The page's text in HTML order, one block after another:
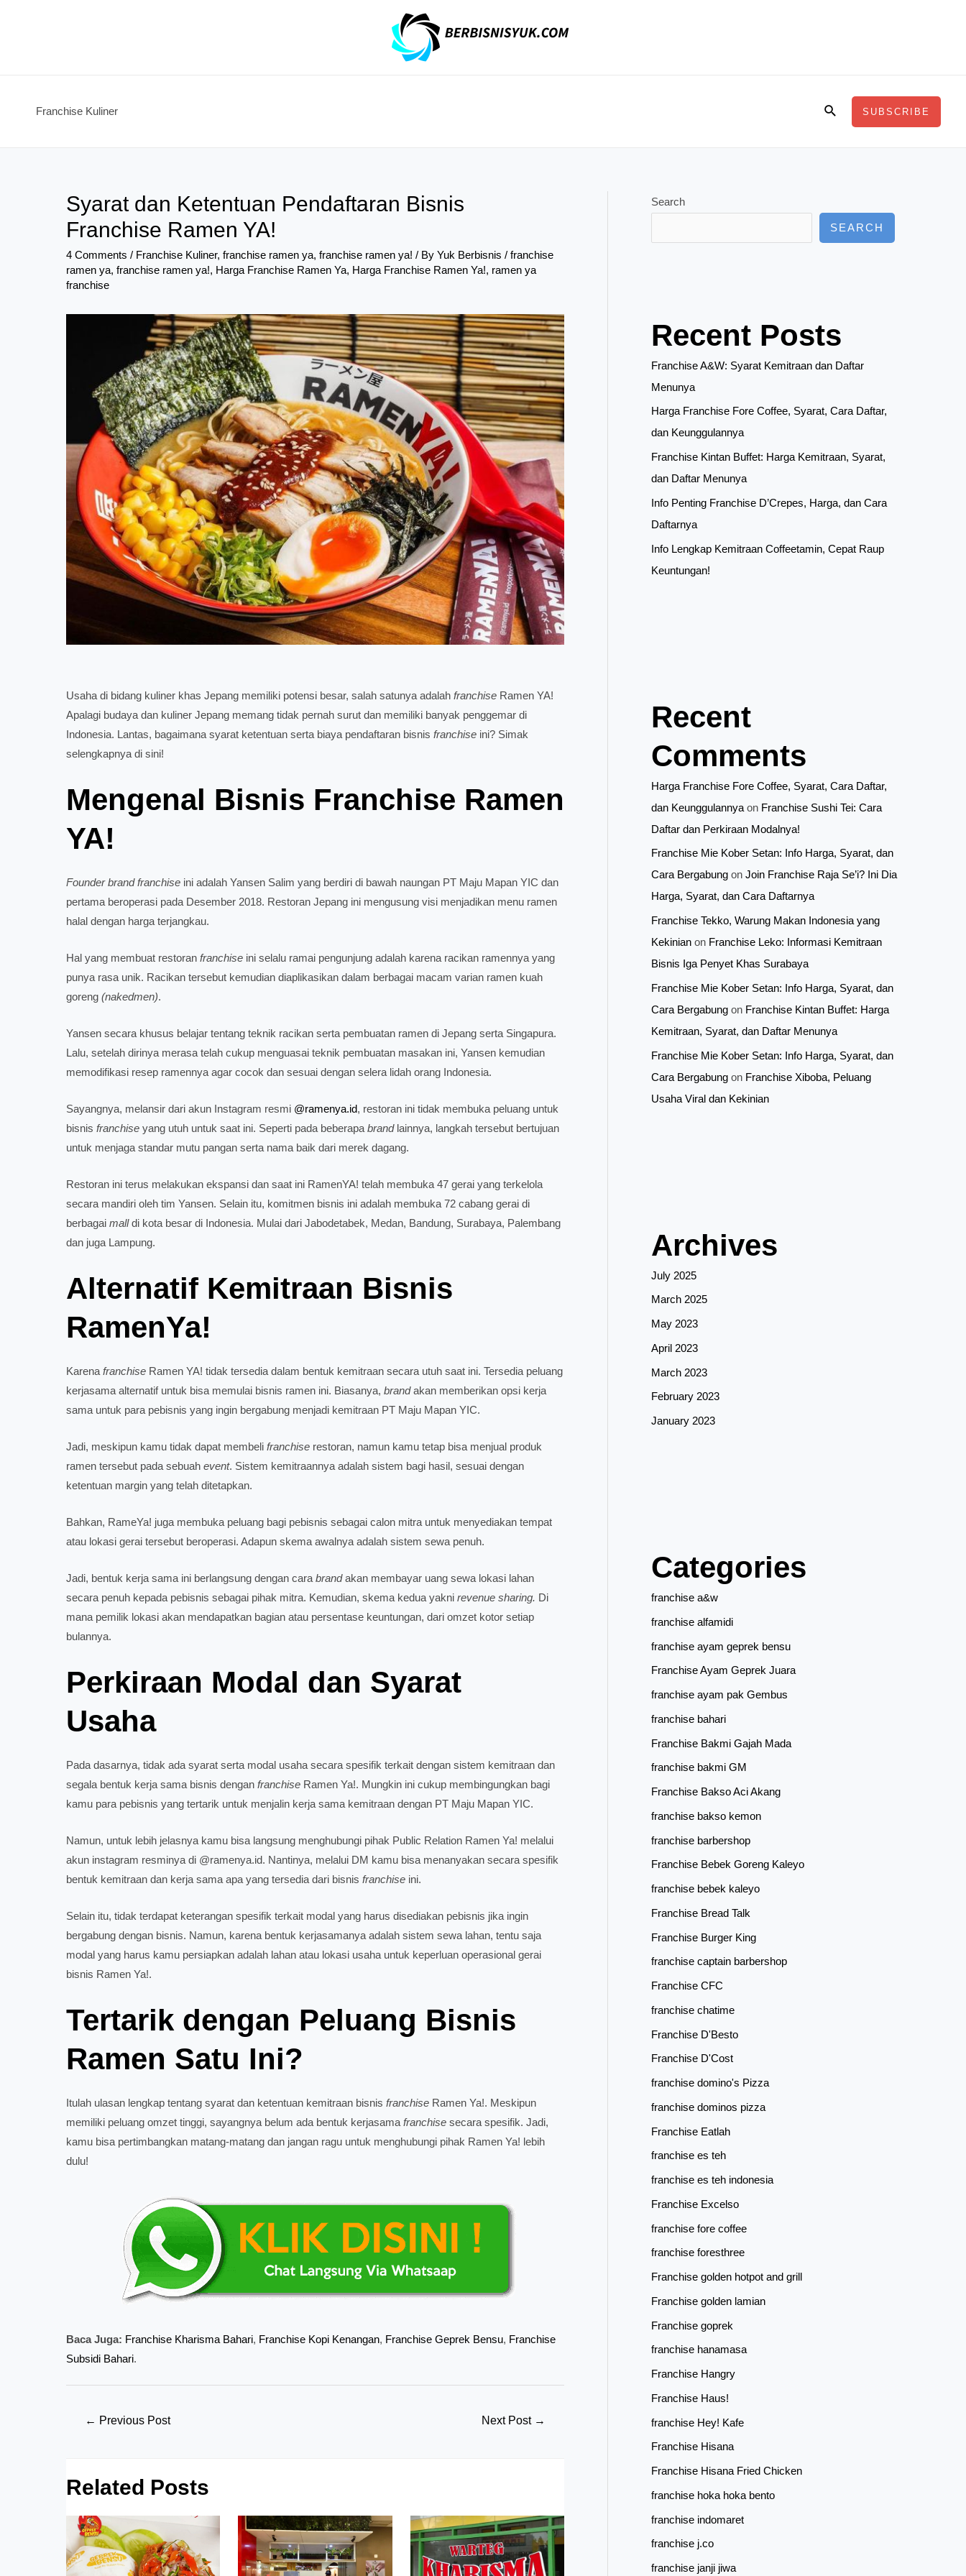
Franchise Kuliner SearchSUBSCRIBE
Syarat dan Ketentuan Pendaftaran Bisnis
Franchise Ramen YA!
4 Comments / Franchise Kuliner, franchise ramen ya, franchise ramen ya! / By Yuk Berbisnis / franchise
ramen ya, franchise ramen ya!, Harga Franchise Ramen Ya, Harga Franchise Ramen Ya!, ramen ya
franchise
Usaha di bidang kuliner khas Jepang memiliki potensi besar, salah satunya adalah franchise Ramen YA!
Apalagi budaya dan kuliner Jepang memang tidak pernah surut dan memiliki banyak penggemar di
Indonesia. Lantas, bagaimana syarat ketentuan serta biaya pendaftaran bisnis franchise ini? Simak
selengkapnya di sini!
Mengenal Bisnis Franchise Ramen
YA!
Founder brand franchise ini adalah Yansen Salim yang berdiri di bawah naungan PT Maju Mapan YIC dan
pertama beroperasi pada Desember 2018. Restoran Jepang ini mengusung visi menjadikan menu ramen
halal dengan harga terjangkau.
Hal yang membuat restoran franchise ini selalu ramai pengunjung adalah karena racikan ramennya yang
punya rasa unik. Racikan tersebut kemudian diaplikasikan dalam berbagai macam varian ramen kuah
goreng (nakedmen).
Yansen secara khusus belajar tentang teknik racikan serta pembuatan ramen di Jepang serta Singapura.
Lalu, setelah dirinya merasa telah cukup menguasai teknik pembuatan masakan ini, Yansen kemudian
memodifikasi resep ramennya agar cocok dan sesuai dengan selera lidah orang Indonesia.
Sayangnya, melansir dari akun Instagram resmi @ramenya.id, restoran ini tidak membuka peluang untuk
bisnis franchise yang utuh untuk saat ini. Seperti pada beberapa brandlainnya, langkah tersebut bertujuan
untuk menjaga standar mutu pangan serta nama baik dari merek dagang.
Restoran ini terus melakukan ekspansi dan saat ini RamenYA! telah membuka 47 gerai yang terkelola
secara mandiri oleh tim Yansen. Selain itu, komitmen bisnis ini adalah membuka 72 cabang gerai di
berbagai malldi kota besar di Indonesia. Mulai dari Jabodetabek, Medan, Bandung, Surabaya, Palembang
dan juga Lampung.
Alternatif Kemitraan Bisnis
RamenYa!
Karena franchise Ramen YA! tidak tersedia dalam bentuk kemitraan secara utuh saat ini. Tersedia peluang
kerjasama alternatif untuk bisa memulai bisnis ramen ini. Biasanya, brandakan memberikan opsi kerja
sama untuk para pebisnis yang ingin bergabung menjadi kemitraan PT Maju Mapan YIC.
Jadi, meskipun kamu tidak dapat membeli franchise restoran, namun kamu tetap bisa menjual produk
ramen tersebut pada sebuah event. Sistem kemitraannya adalah sistem bagi hasil, sesuai dengan
ketentuan margin yang telah ditetapkan.
Bahkan, RameYa! juga membuka peluang bagi pebisnis sebagai calon mitra untuk menyediakan tempat
atau lokasi gerai tersebut beroperasi. Adapun skema awalnya adalah sistem sewa penuh.
Jadi, bentuk kerja sama ini berlangsung dengan cara brandakan membayar uang sewa lokasi lahan
secara penuh kepada pebisnis sebagai pihak mitra. Kemudian, skema kedua yakni revenue sharing. Di
mana pemilik lokasi akan mendapatkan bagian atau persentase keuntungan, dari omzet kotor setiap
bulannya.
Perkiraan Modal dan Syarat
Usaha
Pada dasarnya, tidak ada syarat serta modal usaha secara spesifik terkait dengan sistem kemitraan dan
segala bentuk kerja sama bisnis dengan franchise Ramen Ya!. Mungkin ini cukup membingungkan bagi
kamu para pebisnis yang tertarik untuk menjalin kerja sama kemitraan dengan PT Maju Mapan YIC.
Namun, untuk lebih jelasnya kamu bisa langsung menghubungi pihak Public Relation Ramen Ya! melalui
akun instagram resminya di @ramenya.id. Nantinya, melalui DM kamu bisa menanyakan secara spesifik
bentuk kemitraan dan kerja sama apa yang tersedia dari bisnis franchise ini.
Selain itu, tidak terdapat keterangan spesifik terkait modal yang harus disediakan pebisnis jika ingin
bergabung dengan bisnis. Namun, karena bentuk kerjasamanya adalah sistem sewa lahan, tentu saja
modal yang harus kamu persiapkan adalah lahan atau lokasi usaha untuk keperluan operasional gerai
bisnis Ramen Ya!.
Tertarik dengan Peluang Bisnis
Ramen Satu Ini?
Itulah ulasan lengkap tentang syarat dan ketentuan kemitraan bisnis franchise Ramen Ya!. Meskipun
memiliki peluang omzet tinggi, sayangnya belum ada bentuk kerjasama franchise secara spesifik. Jadi,
kamu bisa pertimbangkan matang-matang dan jangan ragu untuk menghubungi pihak Ramen Ya! lebih
dulu!
Baca Juga: Franchise Kharisma Bahari, Franchise Kopi Kenangan, Franchise Geprek Bensu, Franchise
Subsidi Bahari.
← Previous Post Next Post →
Related Posts
Search
SEARCH
Recent Posts
Franchise A&W: Syarat Kemitraan dan Daftar
Menunya
Harga Franchise Fore Coffee, Syarat, Cara Daftar,
dan Keunggulannya
Franchise Kintan Buffet: Harga Kemitraan, Syarat,
dan Daftar Menunya
Info Penting Franchise D’Crepes, Harga, dan Cara
Daftarnya
Info Lengkap Kemitraan Coffeetamin, Cepat Raup
Keuntungan!
Recent
Comments
Harga Franchise Fore Coffee, Syarat, Cara Daftar,
dan Keunggulannya on Franchise Sushi Tei: Cara
Daftar dan Perkiraan Modalnya!
Franchise Mie Kober Setan: Info Harga, Syarat, dan
Cara Bergabung on Join Franchise Raja Se’i? Ini Dia
Harga, Syarat, dan Cara Daftarnya
Franchise Tekko, Warung Makan Indonesia yang
Kekinian on Franchise Leko: Informasi Kemitraan
Bisnis Iga Penyet Khas Surabaya
Franchise Mie Kober Setan: Info Harga, Syarat, dan
Cara Bergabung on Franchise Kintan Buffet: Harga
Kemitraan, Syarat, dan Daftar Menunya
Franchise Mie Kober Setan: Info Harga, Syarat, dan
Cara Bergabung on Franchise Xiboba, Peluang
Usaha Viral dan Kekinian
Archives
July 2025
March 2025
May 2023
April 2023
March 2023
February 2023
January 2023
Categories
franchise a&w
franchise alfamidi
franchise ayam geprek bensu
Franchise Ayam Geprek Juara
franchise ayam pak Gembus
franchise bahari
Franchise Bakmi Gajah Mada
franchise bakmi GM
Franchise Bakso Aci Akang
franchise bakso kemon
franchise barbershop
Franchise Bebek Goreng Kaleyo
franchise bebek kaleyo
Franchise Bread Talk
Franchise Burger King
franchise captain barbershop
Franchise CFC
franchise chatime
Franchise D'Besto
Franchise D'Cost
franchise domino's Pizza
franchise dominos pizza
Franchise Eatlah
franchise es teh
franchise es teh indonesia
Franchise Excelso
franchise fore coffee
franchise foresthree
Franchise golden hotpot and grill
Franchise golden lamian
Franchise goprek
franchise hanamasa
Franchise Hangry
Franchise Haus!
franchise Hey! Kafe
Franchise Hisana
Franchise Hisana Fried Chicken
franchise hoka hoka bento
franchise indomaret
franchise j.co
franchise janji jiwa